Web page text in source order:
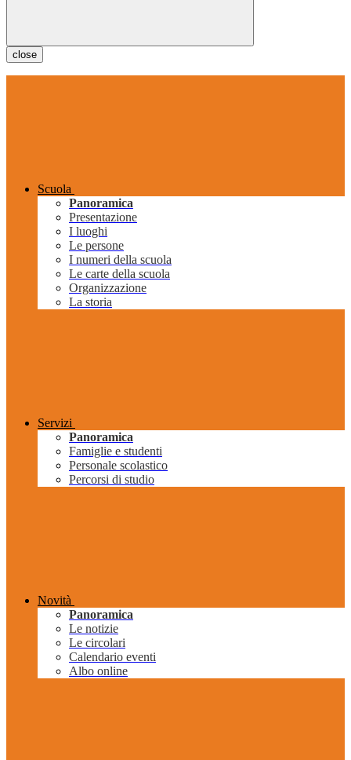
close
Scuola
Panoramica
Presentazione
I luoghi
Le persone
I numeri della scuola
Le carte della scuola
Organizzazione
La storia
Servizi
Panoramica
Famiglie e studenti
Personale scolastico
Percorsi di studio
Novità
Panoramica
Le notizie
Le circolari
Calendario eventi
Albo online